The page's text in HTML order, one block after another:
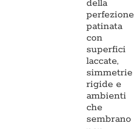
della
perfezione
patinata
con
superfici
laccate,
simmetrie
rigide e
ambienti
che
sembrano